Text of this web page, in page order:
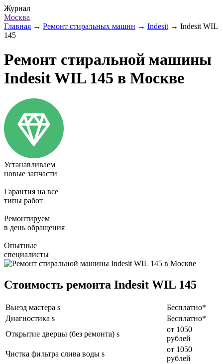
Журнал
Москва
Главная → Ремонт стиральных машин → Indesit → Indesit WIL
145
Ремонт стиральной машины
Indesit WIL 145 в Москве
Устанавливаем
новые запчасти
Гарантия на все
типы работ
Ремонтируем
в день обращения
Опытные
специалисты
Стоимость ремонта Indesit WIL 145
Выезд мастера s
Бесплатно*
Диагностика s
Бесплатно*
Открытие дверцы (без ремонта) s
от 1050
рублей
Чистка фильтра слива воды s
от 1050
рублей